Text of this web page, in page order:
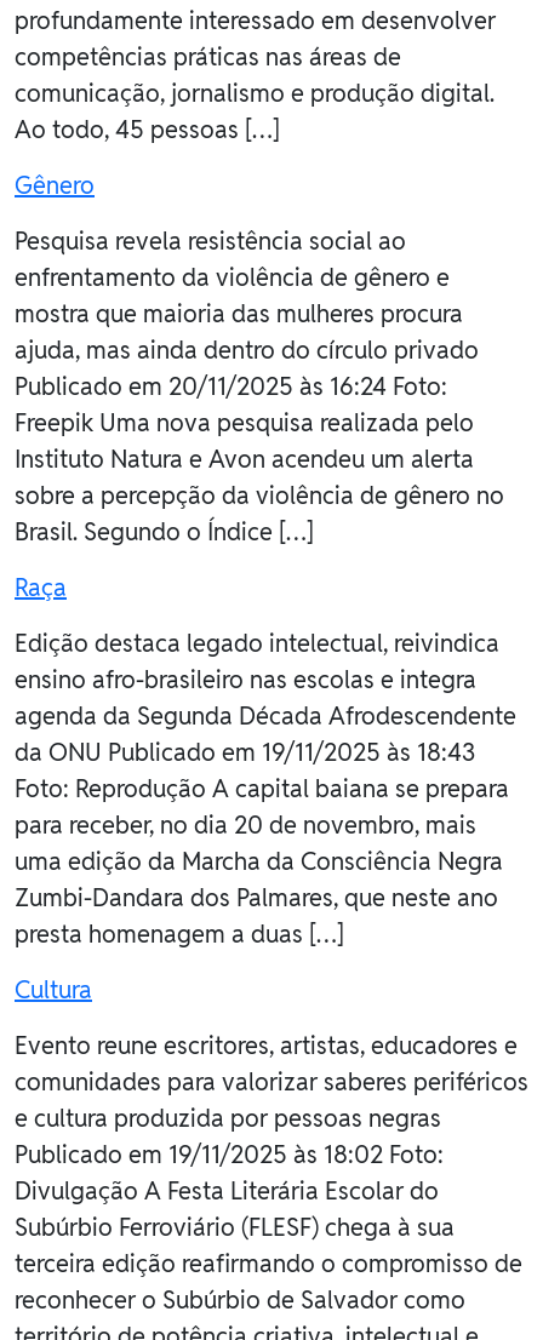
profundamente interessado em desenvolver
competências práticas nas áreas de
comunicação, jornalismo e produção digital.
Ao todo, 45 pessoas […]
Gênero
Pesquisa revela resistência social ao
enfrentamento da violência de gênero e
mostra que maioria das mulheres procura
ajuda, mas ainda dentro do círculo privado
Publicado em 20/11/2025 às 16:24 Foto:
Freepik Uma nova pesquisa realizada pelo
Instituto Natura e Avon acendeu um alerta
sobre a percepção da violência de gênero no
Brasil. Segundo o Índice […]
Raça
Edição destaca legado intelectual, reivindica
ensino afro-brasileiro nas escolas e integra
agenda da Segunda Década Afrodescendente
da ONU Publicado em 19/11/2025 às 18:43
Foto: Reprodução A capital baiana se prepara
para receber, no dia 20 de novembro, mais
uma edição da Marcha da Consciência Negra
Zumbi-Dandara dos Palmares, que neste ano
presta homenagem a duas […]
Cultura
Evento reune escritores, artistas, educadores e
comunidades para valorizar saberes periféricos
e cultura produzida por pessoas negras
Publicado em 19/11/2025 às 18:02 Foto:
Divulgação A Festa Literária Escolar do
Subúrbio Ferroviário (FLESF) chega à sua
terceira edição reafirmando o compromisso de
reconhecer o Subúrbio de Salvador como